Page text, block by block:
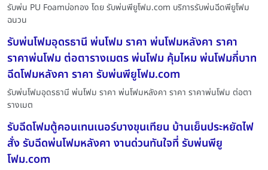
รับพ่น PU Foamบ่อทอง โดย รับพ่นพียูโฟม.com บริการรับพ่นฉีดพียูโฟม
ฉนวน
รับพ่นโฟมอุดรธานี พ่นโฟม ราคา พ่นโฟมหลังคา ราคา
ราคาพ่นโฟม ต่อตารางเมตร พ่นโฟม คุ้มไหม พ่นโฟมกี่บาท
ฉีดโฟมหลังคา ราคา รับพ่นพียูโฟม.com
รับพ่นโฟมอุดรธานี พ่นโฟม ราคา พ่นโฟมหลังคา ราคา ราคาพ่นโฟม ต่อตา
รางเมต
รับฉีดโฟมตู้คอนเทนเนอร์บางขุนเทียน บ้านเย็นประหยัดไฟ
สั่ง รับฉีดพ่นโฟมหลังคา งานด่วนทันใจที่ รับพ่นพียู
โฟม.com